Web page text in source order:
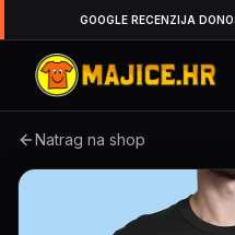
GOOGLE RECENZIJA
Natrag na shop